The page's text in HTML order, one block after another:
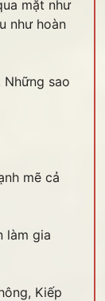
mặt như
như hoàn
Những sao
mẽ cả
làm gia
Kiếp